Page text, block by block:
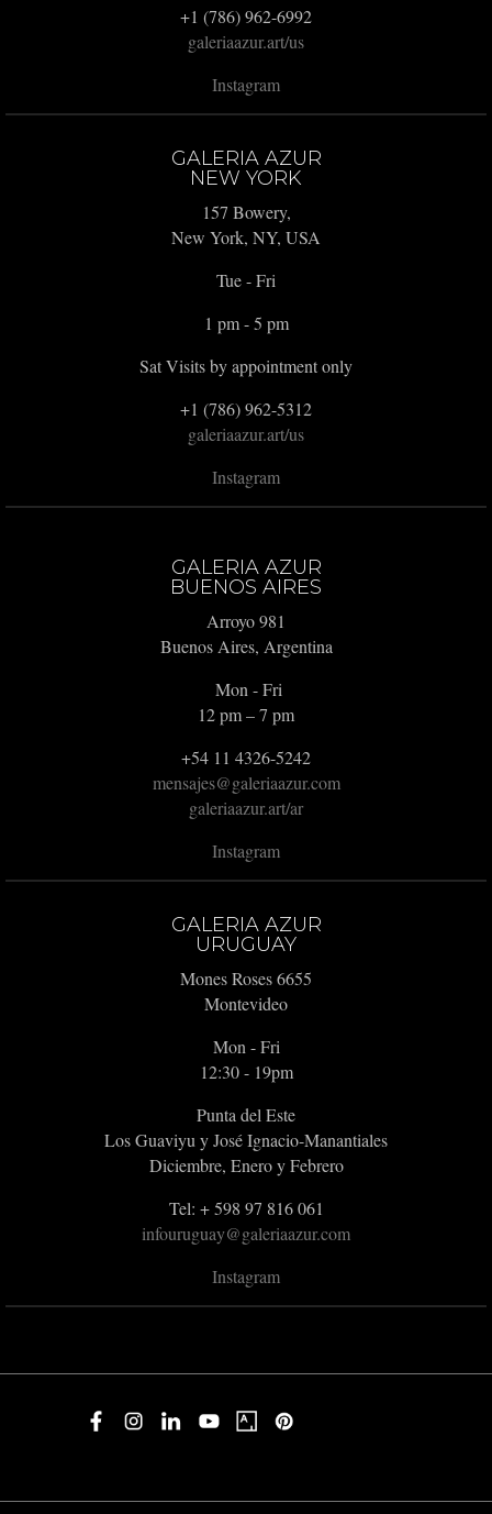
+1 (786) 962-6992
galeriaazur.art/us
Instagram
GALERIA AZUR
NEW YORK
157 Bowery,
New York, NY, USA
Tue - Fri
1 pm - 5 pm
Sat Visits by appointment only
+1 (786) 962-5312
galeriaazur.art/us
Instagram
GALERIA AZUR
BUENOS AIRES
Arroyo 981
Buenos Aires, Argentina
Mon - Fri
12 pm – 7 pm
+54 11 4326-5242
mensajes@galeriaazur.com
galeriaazur.art/ar
Instagram
GALERIA AZUR
URUGUAY
Mones Roses 6655
Montevideo
Mon - Fri
12:30 - 19pm
Punta del Este
Los Guaviyu y José Ignacio-Manantiales
Diciembre, Enero y Febrero
Tel: + 598 97 816 061
infouruguay@galeriaazur.com
Instagram